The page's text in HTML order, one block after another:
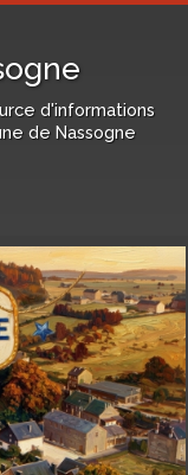
d'informations
de Nassogne